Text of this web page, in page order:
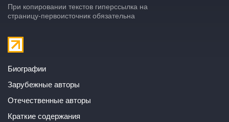
При копировании текстов гиперссылка на
страницу-первоисточник обязательна
Биографии
Зарубежные авторы
Отечественные авторы
Краткие содержания